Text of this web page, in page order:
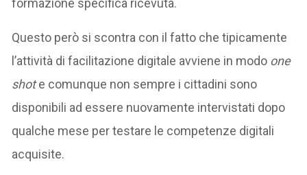
Questo però si scontra con il fatto che tipicamente
l’attività di facilitazione digitale avviene in modo one
shote comunque non sempre i cittadini sono
disponibili ad essere nuovamente intervistati dopo
qualche mese per testare le competenze digitali
acquisite.